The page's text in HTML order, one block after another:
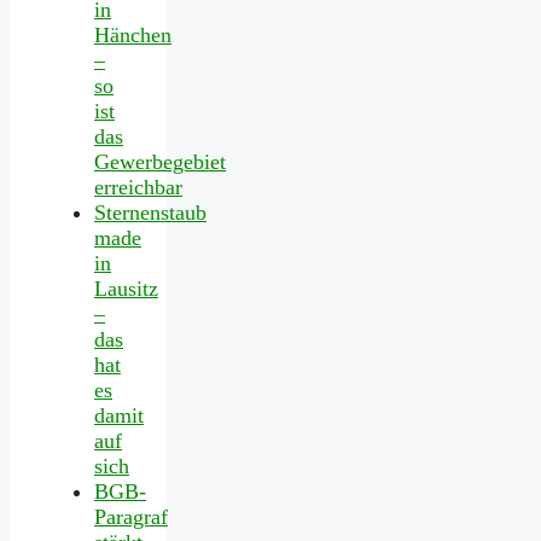
in
Hänchen
–
so
ist
das
Gewerbegebiet
erreichbar
Sternenstaub
made
in
Lausitz
–
das
hat
es
damit
auf
sich
BGB-
Paragraf